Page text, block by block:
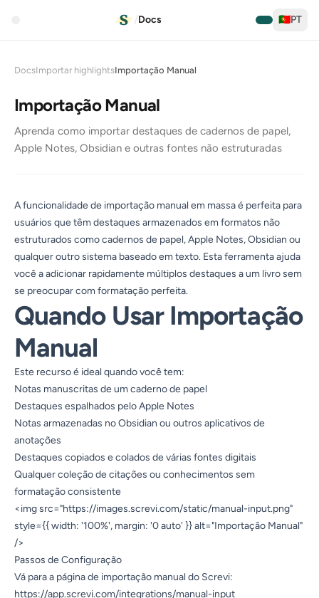
/Docs 🇵🇹PT
DocsImportar highlightsImportação Manual
Importação Manual
Aprenda como importar destaques de cadernos de papel,
Apple Notes, Obsidian e outras fontes não estruturadas
A funcionalidade de importação manual em massa é perfeita para
usuários que têm destaques armazenados em formatos não
estruturados como cadernos de papel, Apple Notes, Obsidian ou
qualquer outro sistema baseado em texto. Esta ferramenta ajuda
você a adicionar rapidamente múltiplos destaques a um livro sem
se preocupar com formatação perfeita.
Quando Usar Importação
Manual
Este recurso é ideal quando você tem:
Notas manuscritas de um caderno de papel
Destaques espalhados pelo Apple Notes
Notas armazenadas no Obsidian ou outros aplicativos de
anotações
Destaques copiados e colados de várias fontes digitais
Qualquer coleção de citações ou conhecimentos sem
formatação consistente
<img src="https://images.screvi.com/static/manual-input.png"
style={{ width: '100%', margin: '0 auto' }} alt="Importação Manual"
/>
Passos de Configuração
Vá para a página de importação manual do Screvi:
https://app.screvi.com/integrations/manual-input